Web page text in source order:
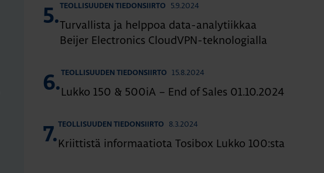
5.TEOLLISUUDEN TIEDONSIIRTO 5.9.2024
Turvallista ja helppoa data-analytiikkaa
Beijer Electronics CloudVPN-teknologialla
6.TEOLLISUUDEN TIEDONSIIRTO 15.8.2024
Lukko 150 & 500iA – End of Sales 01.10.2024
7.TEOLLISUUDEN TIEDONSIIRTO 8.3.2024
Kriittistä informaatiota Tosibox Lukko 100:sta